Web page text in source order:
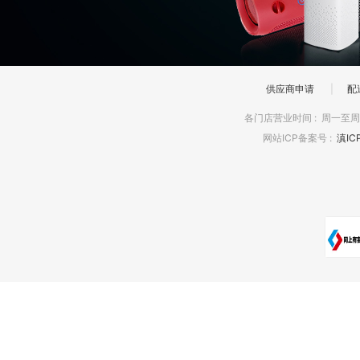
供应商申请 配
各门店营业时间 : 周一至
网站ICP备案号 : 滇